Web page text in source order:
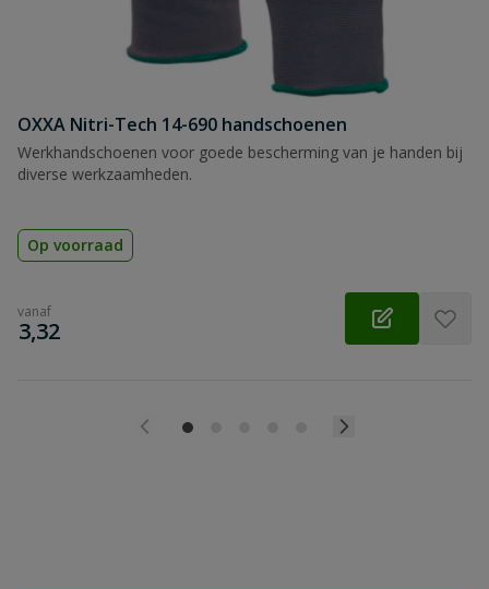
OXXA Nitri-Tech 14-690 handschoenen
Werkhandschoenen voor goede bescherming van je handen bij
diverse werkzaamheden.
Op voorraad
vanaf
€
3,32